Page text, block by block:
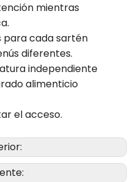
mientras
para cada sartén
diferentes.
independiente
alimenticio
el acceso.